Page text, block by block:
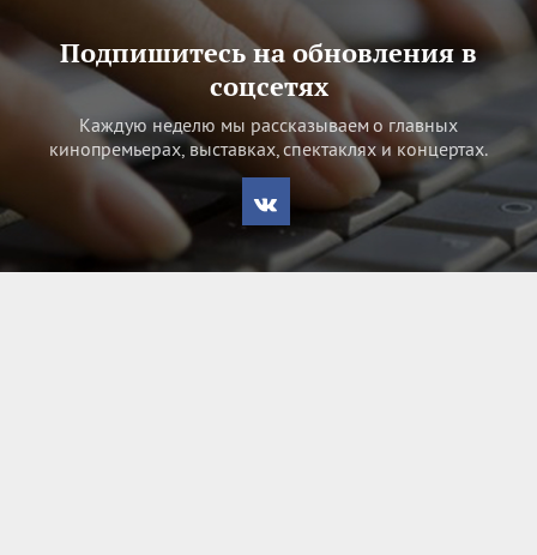
Подпишитесь на обновления в
соцсетях
Каждую неделю мы рассказываем о главных
кинопремьерах, выставках, спектаклях и концертах.